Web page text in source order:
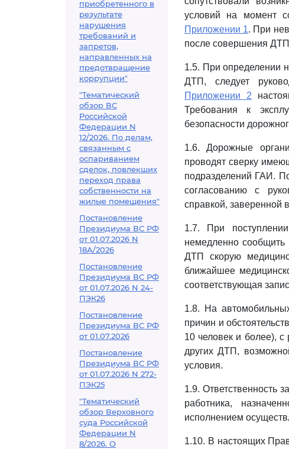
приобретенного в
результате
нарушения
требований и
запретов,
направленных на
предотвращение
коррупции"
"Тематический
обзор ВС
Российской
Федерации N
12/2026. По делам,
связанным с
оспариванием
сделок, повлекших
переход права
собственности на
жилые помещения"
Постановление
Президиума ВС РФ
от 01.07.2026 N
18А/2026
Постановление
Президиума ВС РФ
от 01.07.2026 N 24-
ПЭК26
Постановление
Президиума ВС РФ
от 01.07.2026
Постановление
Президиума ВС РФ
от 01.07.2026 N 272-
ПЭК25
"Тематический
обзор Верховного
суда Российской
Федерации N
8/2026. О
условий на момент
Приложении 1. При
после совершения ДТП
1.5. При определении
ДТП, следует
Приложении 2
Требования к
безопасности
1.6. Дорожные
проводят сверку
подразделений ГАИ.
согласованию с
справкой, заверенной
1.7. При
немедленно
ДТП скорую
ближайшее
соответствующая
1.8. На
причин и
10 человек и более),
других ДТП,
условия.
1.9. Ответственность
работника,
исполнением
1.10. В настоящих